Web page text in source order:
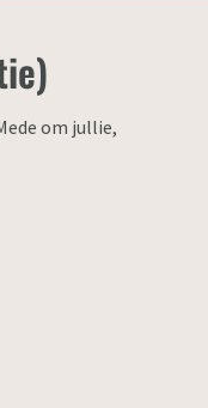
om jullie,